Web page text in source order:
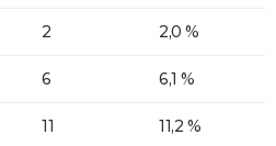
2 2,0 %
6 6,1 %
11 11,2 %